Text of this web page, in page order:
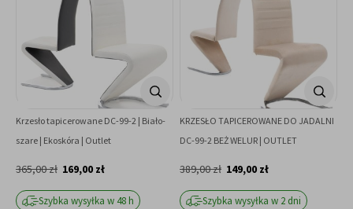
Krzesło tapicerowane DC-99-2 | Biało-
szare | Ekoskóra | Outlet
169,00 zł
365,00 zł
Szybka wysyłka w 48 h
KRZESŁO TAPICEROWANE DO JADALNI
DC-99-2 BEŻ WELUR | OUTLET
149,00 zł
389,00 zł
Szybka wysyłka w 2 dni